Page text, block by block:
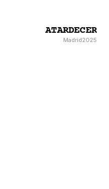
ATARDECER
Madrid2025